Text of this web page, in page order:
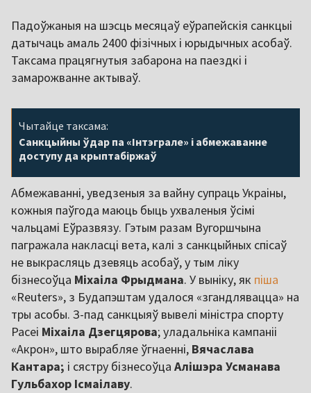
Падоўжаныя на шэсць месяцаў еўрапейскія санкцыі
датычаць амаль 2400 фізічных і юрыдычных асобаў.
Таксама працягнутыя забарона на паездкі і
замарожванне актываў.
Чытайце таксама:
Санкцыйны ўдар па «Інтэграле» і абмежаванне
доступу да крыптабіржаў
Абмежаванні, уведзеныя за вайну супраць Украіны,
кожныя паўгода маюць быць ухваленыя ўсімі
чальцамі Еўразвязу. Гэтым разам Вугоршчына
пагражала накласці вета, калі з санкцыйных спісаў
не выкрасляць дзевяць асобаў, у тым ліку
бізнесоўца Міхаіла Фрыдмана. У выніку, як піша
«Reuters», з Будапэштам удалося «згандлявацца» на
тры асобы. З-пад санкцыяў вывелі міністра спорту
Расеі Міхаіла Дзегцярова; уладальніка кампаніі
«Акрон», што вырабляе ўгнаенні, Вячаслава
Кантара; і сястру бізнесоўца Алішэра Усманава
Гульбахор Ісмаілаву.